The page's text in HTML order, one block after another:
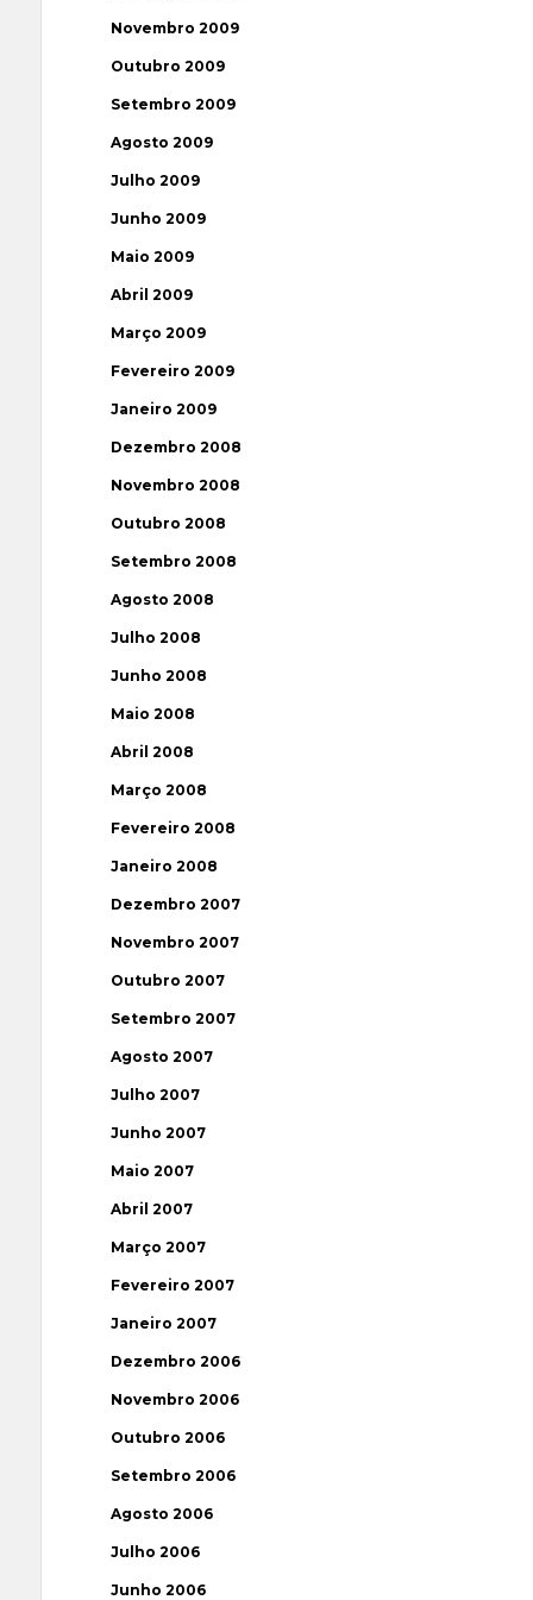
Novembro 2009
Outubro 2009
Setembro 2009
Agosto 2009
Julho 2009
Junho 2009
Maio 2009
Abril 2009
Março 2009
Fevereiro 2009
Janeiro 2009
Dezembro 2008
Novembro 2008
Outubro 2008
Setembro 2008
Agosto 2008
Julho 2008
Junho 2008
Maio 2008
Abril 2008
Março 2008
Fevereiro 2008
Janeiro 2008
Dezembro 2007
Novembro 2007
Outubro 2007
Setembro 2007
Agosto 2007
Julho 2007
Junho 2007
Maio 2007
Abril 2007
Março 2007
Fevereiro 2007
Janeiro 2007
Dezembro 2006
Novembro 2006
Outubro 2006
Setembro 2006
Agosto 2006
Julho 2006
Junho 2006